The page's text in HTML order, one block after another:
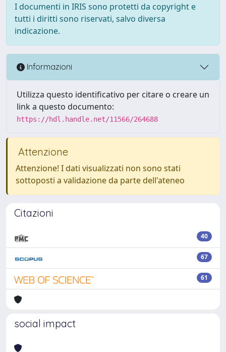
I documenti in IRIS sono protetti da copyright e
tutti i diritti sono riservati, salvo diversa
indicazione.
Informazioni
Utilizza questo identificativo per citare o creare un
link a questo documento:
https://hdl.handle.net/11566/264688
Attenzione
Attenzione! I dati visualizzati non sono stati
sottoposti a validazione da parte dell'ateneo
Citazioni
40
67
61
social impact